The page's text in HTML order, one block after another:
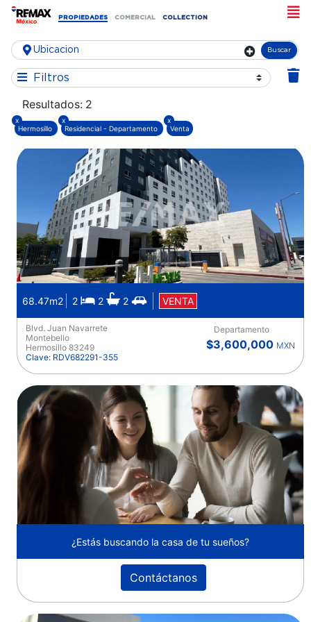
PROPIEDADES COMERCIAL COLLECTION
Buscar
Filtros
Resultados: 2
Hermosillo
x
Residencial - Departamento
x
Venta
x
68.47m2 2 2 2 VENTA
Blvd. Juan Navarrete
Montebello
Hermosillo 83249
Clave: RDV682291-355
Departamento
$3,600,000 MXN
¿Estás buscando la casa de tu sueños?
Contáctanos